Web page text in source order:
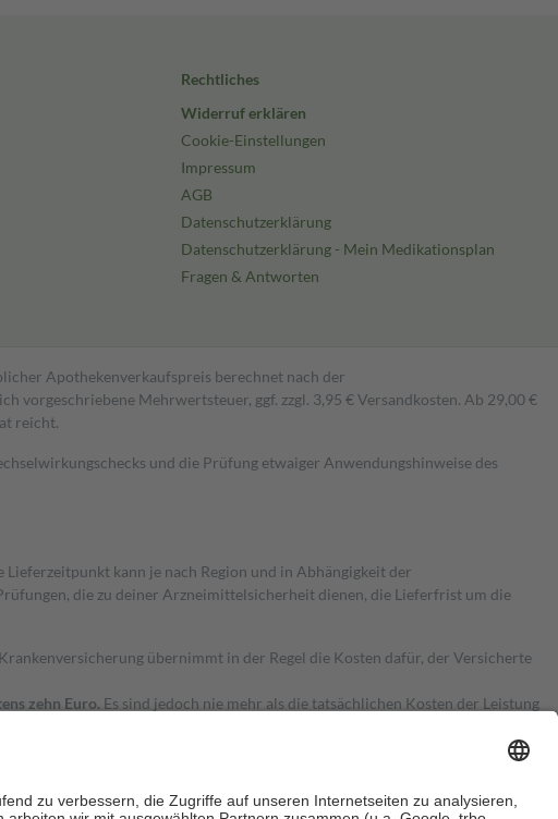
Rechtliches
Widerruf erklären
Cookie-Einstellungen
Impressum
AGB
Datenschutzerklärung
Datenschutzerklärung - Mein Medikationsplan
Fragen & Antworten
Apothekenverkaufspreis berechnet nach der
vorgeschriebene Mehrwertsteuer, ggf. zzgl. 3,95 € Versandkosten. Ab 29,00 €
reicht.
und die Prüfung etwaiger Anwendungshinweise des
kann je nach Region und in Abhängigkeit der
die zu deiner Arzneimittelsicherheit dienen, die Lieferfrist um die
übernimmt in der Regel die Kosten dafür, der Versicherte
zehn Euro. Es sind jedoch nie mehr als die tatsächlichen Kosten der Leistung
keine Zuzahlungen an bei: